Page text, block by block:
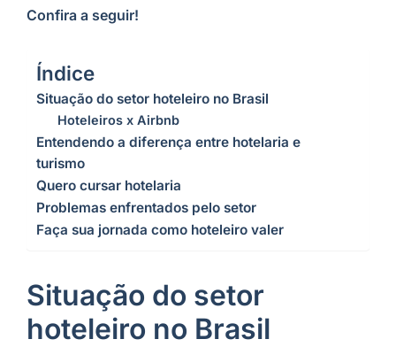
Confira a seguir!
Índice
Situação do setor hoteleiro no Brasil
Hoteleiros x Airbnb
Entendendo a diferença entre hotelaria e
turismo
Quero cursar hotelaria
Problemas enfrentados pelo setor
Faça sua jornada como hoteleiro valer
Situação do setor
hoteleiro no Brasil